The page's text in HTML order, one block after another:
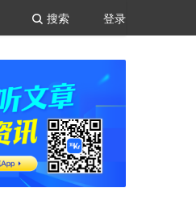
登录
搜索